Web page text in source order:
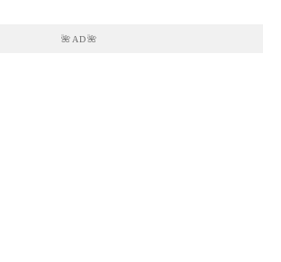
🌺AD🌺